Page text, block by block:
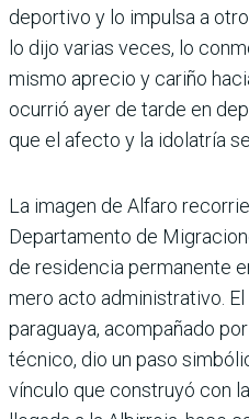
deportivo y lo impulsa a
lo dijo varias veces, lo
mismo aprecio y cariño
ocurrió ayer de tarde en
que el afecto y la idolatría
La imagen de Alfaro
Departamento de
de residencia permanente
mero acto administrativo.
para­guaya, acompañado
técnico, dio un paso
vínculo que construyó con